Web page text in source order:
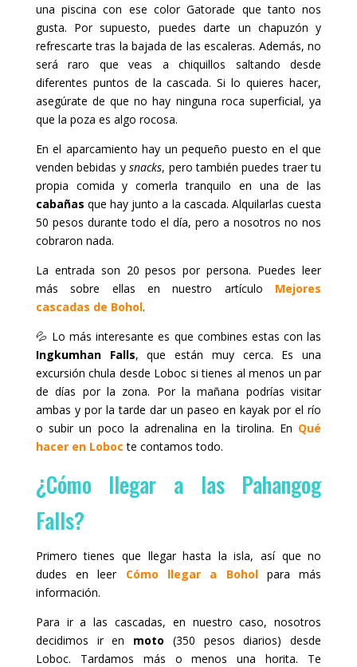
una piscina con ese color Gatorade que tanto nos
gusta. Por supuesto, puedes darte un chapuzón y
refrescarte tras la bajada de las escaleras. Además, no
será raro que veas a chiquillos saltando desde
diferentes puntos de la cascada. Si lo quieres hacer,
asegúrate de que no hay ninguna roca superficial, ya
que la poza es algo rocosa.
En el aparcamiento hay un pequeño puesto en el que
venden bebidas ysnacks, pero también puedes traer tu
propia comida y comerla tranquilo en una de las
cabañas que hay junto a la cascada. Alquilarlas cuesta
50 pesos durante todo el día, pero a nosotros no nos
cobraron nada.
La entrada son 20 pesos por persona. Puedes leer
más sobre ellas en nuestro artículo Mejores
cascadas de Bohol.
💦 Lo más interesante es que combines estas con las
Ingkumhan Falls, que están muy cerca. Es una
excursión chula desde Loboc si tienes al menos un par
de días por la zona. Por la mañana podrías visitar
ambas y por la tarde dar un paseo en kayak por el río
o subir un poco la adrenalina en la tirolina. En Qué
hacer en Loboc te contamos todo.
¿Cómo llegar a las Pahangog
Falls?
Primero tienes que llegar hasta la isla, así que no
dudes en leer Cómo llegar a Boholpara más
información.
Para ir a las cascadas, en nuestro caso, nosotros
decidimos ir en moto (350 pesos diarios) desde
Loboc. Tardamos más o menos una horita. Te